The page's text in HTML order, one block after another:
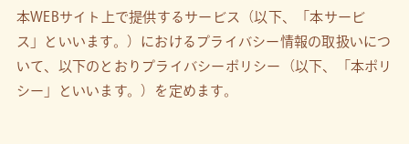
本WEBサイト上で提供するサービス（以下、「本サービ
ス」といいます。）におけるプライバシー情報の取扱いにつ
いて、以下のとおりプライバシーポリシー（以下、「本ポリ
シー」といいます。）を定めます。